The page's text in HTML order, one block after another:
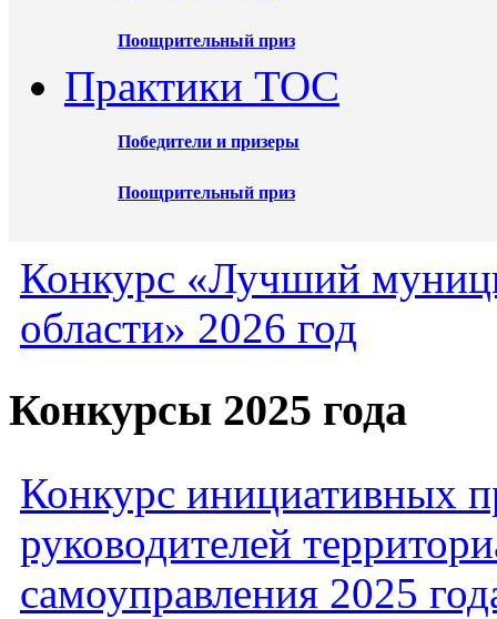
Поощрительный приз
Практики ТОС
Победители и призеры
Поощрительный приз
Конкурс «Лучший
области» 2026 год
Конкурсы 2025 года
Конкурс инициативных
руководителей
самоуправления 2025